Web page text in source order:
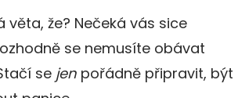
věta, že? Nečeká vás sice
se nemusíte obávat
se jen pořádně připravit, být